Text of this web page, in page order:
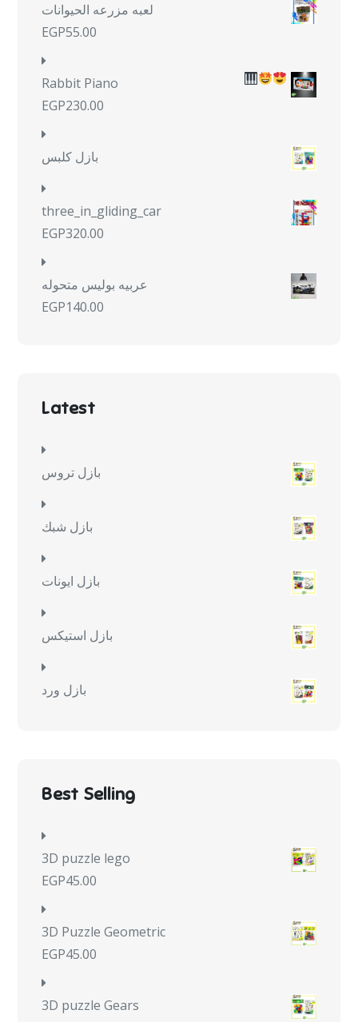
لعبه مزرعه الحيوانات
EGP55.00
Rabbit Piano
EGP230.00
بازل كلبس
three_in_gliding_car
EGP320.00
عربيه بوليس متحوله
EGP140.00
Latest
بازل تروس
بازل شبك
بازل ايونات
بازل استيكس
بازل ورد
Best Selling
3D puzzle lego
EGP45.00
3D Puzzle Geometric
EGP45.00
3D puzzle Gears